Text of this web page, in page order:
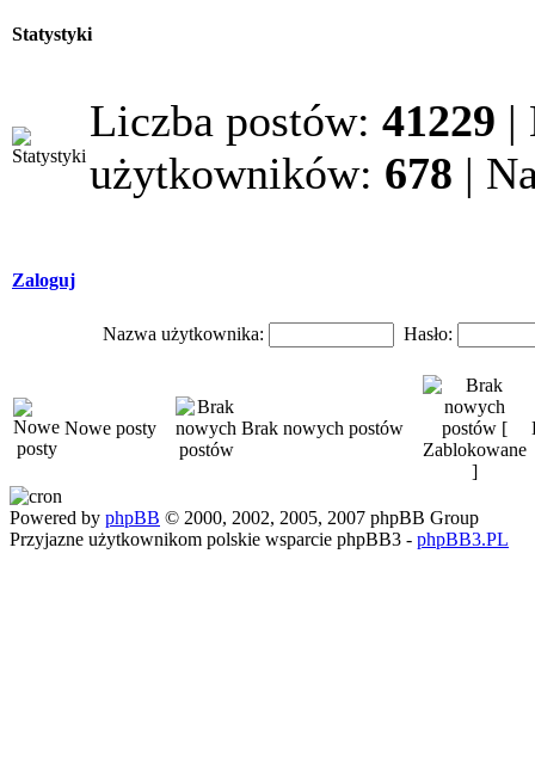
Statystyki
Liczba postów: 41229 |
użytkowników: 678 |
Zaloguj
Nazwa użytkownika: Hasło:
Nowe posty Brak nowych postów
Powered by phpBB © 2000, 2002, 2005, 2007 phpBB Group
Przyjazne użytkownikom polskie wsparcie phpBB3 - phpBB3.PL